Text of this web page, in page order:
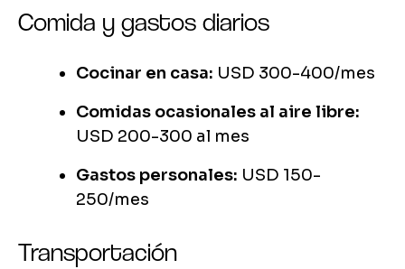
Comida y gastos diarios
Cocinar en casa: USD 300-400/mes
Comidas ocasionales al aire libre:
USD 200-300 al mes
Gastos personales: USD 150-
250/mes
Transportación